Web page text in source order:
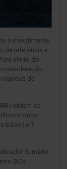
o investimento
de referência e
efeito do
consideração
líquidas de
obtém-se
cinco
baixo) e 7
Sumário
OICs